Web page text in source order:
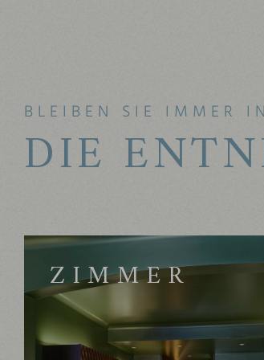
BLEIBEN SIE IMMER
DIE
ZIMMER